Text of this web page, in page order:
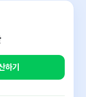
하기